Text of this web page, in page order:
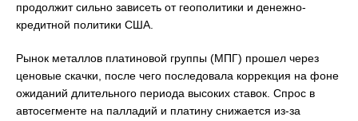
продолжит сильно зависеть от геополитики и денежно-
кредитной политики США.
Рынок металлов платиновой группы (МПГ) прошел через
ценовые скачки, после чего последовала коррекция на фоне
ожиданий длительного периода высоких ставок. Спрос в
автосегменте на палладий и платину снижается из-за